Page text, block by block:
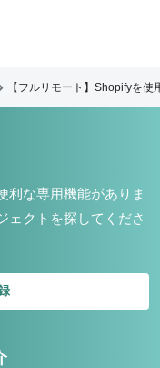
【フルリモート】Shopifyを
利な専用機能がありま
ェクトを探してくださ